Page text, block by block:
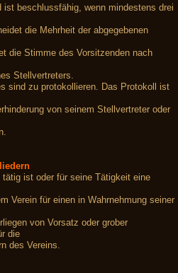
ist beschlussfähig, wenn mindestens drei
die Mehrheit der abgegebenen
die Stimme des Vorsitzenden nach
Stellvertreters.
sind zu protokollieren. Das Protokoll ist
von seinem Stellvertreter oder
ist oder für seine Tätigkeit eine
Verein für einen in Wahrnehmung seiner
von Vorsatz oder grober
die
des Vereins.